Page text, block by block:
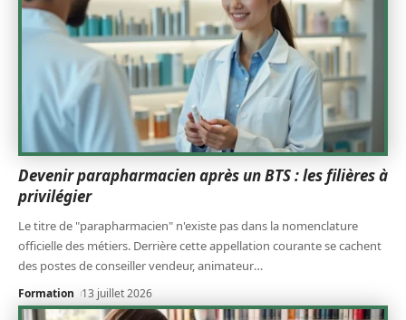
Devenir parapharmacien après un BTS : les filières à
privilégier
Le titre de "parapharmacien" n'existe pas dans la nomenclature
officielle des métiers. Derrière cette appellation courante se cachent
des postes de conseiller vendeur, animateur…
Formation 13 juillet 2026